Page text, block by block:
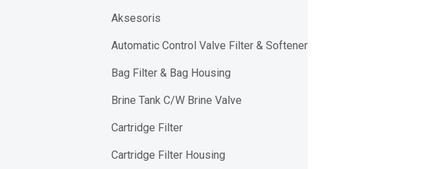
Aksesoris
Automatic Control Valve Filter & Softener
Bag Filter & Bag Housing
Brine Tank C/W Brine Valve
Cartridge Filter
Cartridge Filter Housing